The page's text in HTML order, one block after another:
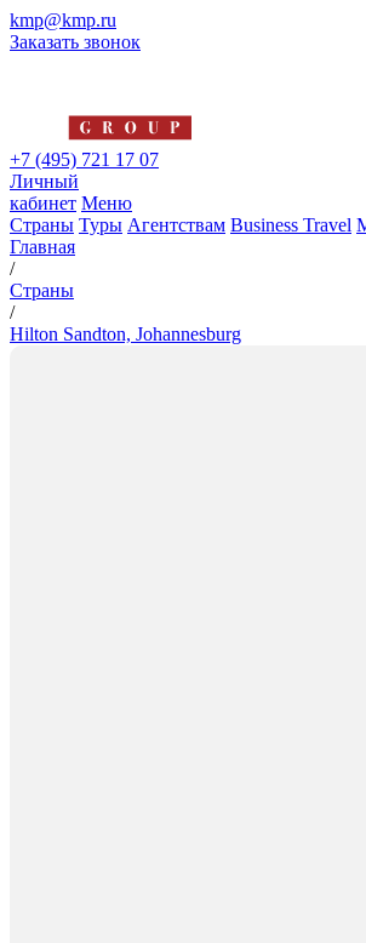
kmp@kmp.ru
Заказать звонок
+7 (495) 721 17 07
Личный
кабинет Меню
Страны Туры Агентствам Business Travel
Главная
/
Страны
/
Hilton Sandton, Johannesburg